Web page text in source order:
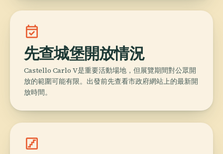
event_available
先查城堡開放情況
Castello Carlo V是重要活動場地，但展覽期間對公眾開
放的範圍可能有限。出發前先查看市政府網站上的最新開
放時間。
stairs